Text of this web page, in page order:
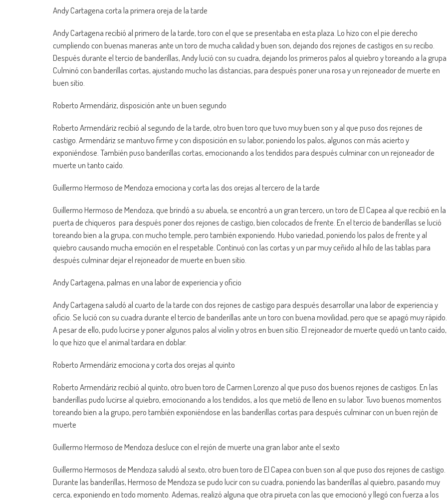
Andy Cartagena corta la primera oreja de la tarde
Andy Cartagena recibió al primero de la tarde, toro con el que se presentaba en esta plaza. Lo hizo con el pie derecho
cumpliendo con buenas maneras ante un toro de mucha calidad y buen son, dejando dos rejones de castigos en su recibo.
Después durante el tercio de banderillas, Andy lució con su cuadra, dejando los primeros palos al quiebro y toreando a la
Culminó con banderillas cortas, ajustando mucho las distancias, para después poner una rosa y un rejoneador de muerte en
buen sitio.
Roberto Armendáriz, disposición ante un buen segundo
Roberto Armendáriz recibió al segundo de la tarde, otro buen toro que tuvo muy buen son y al que puso dos rejones de
castigo. Armendáriz se mantuvo firme y con disposición en su labor, poniendo los palos, algunos con más acierto y
exponiéndose. También puso banderillas cortas, emocionando a los tendidos para después culminar con un rejoneador de
muerte un tanto caído.
Guillermo Hermoso de Mendoza emociona y corta las dos orejas al tercero de la tarde
Guillermo Hermoso de Mendoza, que brindó a su abuela, se encontró a un gran tercero, un toro de El Capea al que recibió en la
puerta de chiqueros para después poner dos rejones de castigo, bien colocados de frente. En el tercio de banderillas se lució
toreando bien a la grupa, con mucho temple, pero también exponiendo. Hubo variedad, poniendo los palos de frente y al
quiebro causando mucha emoción en el respetable. Continuó con las cortas y un par muy ceñido al hilo de las tablas para
después culminar dejar el rejoneador de muerte en buen sitio.
Andy Cartagena, palmas en una labor de experiencia y oficio
Andy Cartagena saludó al cuarto de la tarde con dos rejones de castigo para después desarrollar una labor de experiencia y
oficio. Se lució con su cuadra durante el tercio de banderillas ante un toro con buena movilidad, pero que se apagó muy rápido.
A pesar de ello, pudo lucirse y poner algunos palos al violín y otros en buen sitio. El rejoneador de muerte quedó un tanto caído,
lo que hizo que el animal tardara en doblar.
Roberto Armendáriz emociona y corta dos orejas al quinto
Roberto Armendáriz recibió al quinto, otro buen toro de Carmen Lorenzo al que puso dos buenos rejones de castigos. En las
banderillas pudo lucirse al quiebro, emocionando a los tendidos, a los que metió de lleno en su labor. Tuvo buenos momentos
toreando bien a la grupo, pero también exponiéndose en las banderillas cortas para después culminar con un buen rejón de
muerte
Guillermo Hermoso de Mendoza desluce con el rejón de muerte una gran labor ante el sexto
Guillermo Hermosos de Mendoza saludó al sexto, otro buen toro de El Capea con buen son al que puso dos rejones de castigo.
Durante las banderillas, Hermoso de Mendoza se pudo lucir con su cuadra, poniendo las banderillas al quiebro, pasando muy
cerca, exponiendo en todo momento. Ademas, realizó alguna que otra pirueta con las que emocionó y llegó con fuerza a los